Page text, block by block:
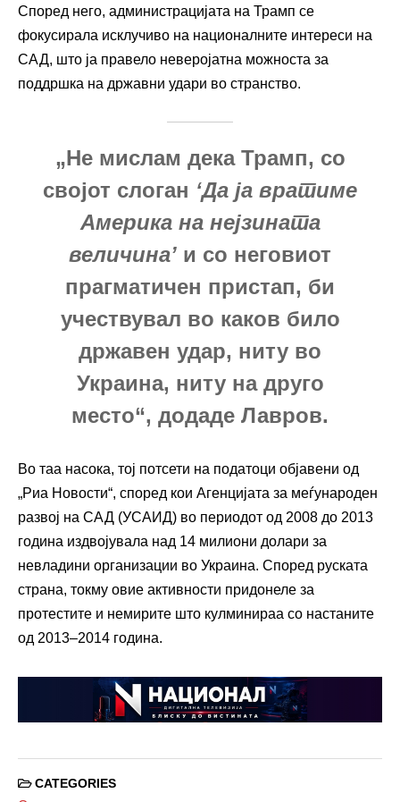
Според него, администрацијата на Трамп се
фокусирала исклучиво на националните интереси на
САД, што ја правело неверојатна можноста за
поддршка на државни удари во странство.
„Не мислам дека Трамп, со
својот слоган ‘Да ја вратиме
Америка на нејзината
величина’ и со неговиот
прагматичен пристап, би
учествувал во каков било
државен удар, ниту во
Украина, ниту на друго
место“, додаде Лавров.
Во таа насока, тој потсети на податоци објавени од
„Риа Новости“, според кои Агенцијата за меѓународен
развој на САД (УСАИД) во периодот од 2008 до 2013
година издвојувала над 14 милиони долари за
невладини организации во Украина. Според руската
страна, токму овие активности придонеле за
протестите и немирите што кулминираа со настаните
од 2013–2014 година.
CATEGORIES